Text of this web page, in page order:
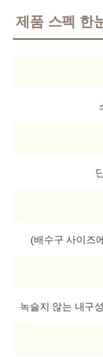
제품 스펙 한
(배수구 사이즈
녹슬지 않는 내구